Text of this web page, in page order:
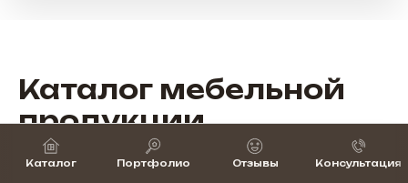
Каталог Портфолио Отзывы Консультация
Каталог мебельной
продукции
Широкий выбор мебели для бизнеса —